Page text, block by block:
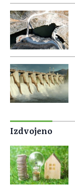
Izdvojeno